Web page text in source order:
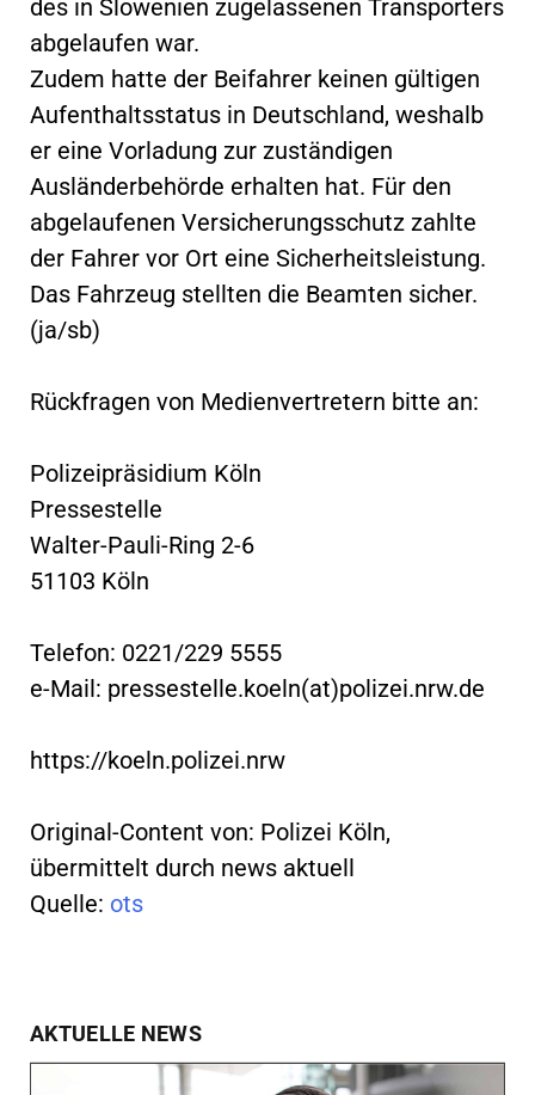
des in Slowenien zugelassenen Transporters
abgelaufen war.
Zudem hatte der Beifahrer keinen gültigen
Aufenthaltsstatus in Deutschland, weshalb
er eine Vorladung zur zuständigen
Ausländerbehörde erhalten hat. Für den
abgelaufenen Versicherungsschutz zahlte
der Fahrer vor Ort eine Sicherheitsleistung.
Das Fahrzeug stellten die Beamten sicher.
(ja/sb)
Rückfragen von Medienvertretern bitte an:
Polizeipräsidium Köln
Pressestelle
Walter-Pauli-Ring 2-6
51103 Köln
Telefon: 0221/229 5555
e-Mail: pressestelle.koeln(at)polizei.nrw.de
https://koeln.polizei.nrw
Original-Content von: Polizei Köln,
übermittelt durch news aktuell
Quelle: ots
AKTUELLE NEWS